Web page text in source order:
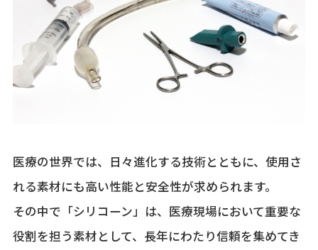
医療の世界では、日々進化する技術とともに、使用さ
れる素材にも高い性能と安全性が求められます。
その中で「シリコーン」は、医療現場において重要な
役割を担う素材として、長年にわたり信頼を集めてき